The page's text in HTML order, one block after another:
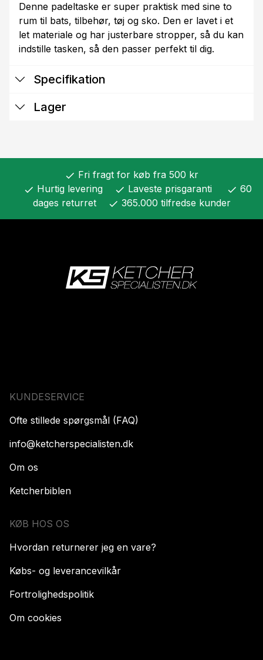
Denne padeltaske er super praktisk med sine to
rum til bats, tilbehør, tøj og sko. Den er lavet i et
let materiale og har justerbare stropper, så du kan
indstille tasken, så den passer perfekt til dig.
Specifikation
Lager
check Fri fragt for køb fra 500 kr
check Hurtig levering check Laveste prisgaranti check 60
dages returret
check 365.000 tilfredse kunder
KUNDESERVICE
Ofte stillede spørgsmål (FAQ)
info@ketcherspecialisten.dk
Om os
Ketcherbiblen
KØB HOS OS
Hvordan returnerer jeg en vare?
Købs- og leverancevilkår
Fortrolighedspolitik
Om cookies